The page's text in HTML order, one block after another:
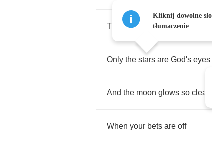
There's a sense of fear
Only the stars are God's eyes
And the moon glows so clear
When your bets are off
Kliknij dowolne
tłumaczenie